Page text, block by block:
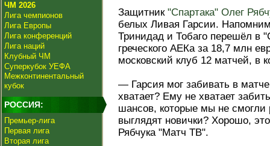
ЧМ 2026
Лига чемпионов
Лига Европы
Лига конференций
Лига наций
Клубный ЧМ
Суперкубок УЕФА
Межконтинентальный
кубок
РОССИЯ:
Премьер-лига
Первая лига
Вторая лига
Защитник "Спартака" Олег
белых Ливая Гарсии.
Тринидад и Тобаго перешёл в
греческого АЕКа за 18,7 млн
московский клуб 12 матчей, в
— Гарсия мог забивать в
хватает? Ему не хватает
шансов, которые мы не смогли
выглядят новички? Хорошо,
Рябчука "Матч ТВ".